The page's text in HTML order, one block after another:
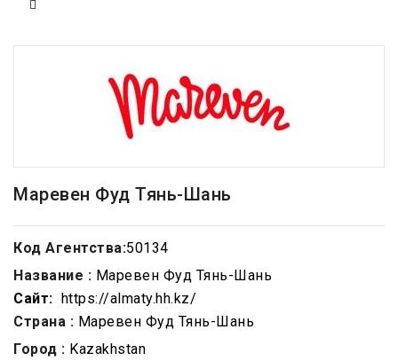
Маревен Фуд Тянь-Шань
Код Агентства:50134
Название : Маревен Фуд Тянь-Шань
Сайт: https://almaty.hh.kz/
Страна : Маревен Фуд Тянь-Шань
Город : Kazakhstan